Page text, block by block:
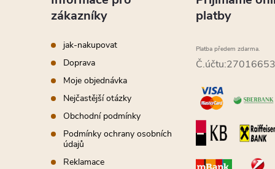
ý
p
i
s
u
zákazníky
jak-nakupovat
Doprava
Moje objednávka
Nejčastější otázky
Obchodní podmínky
Podmínky ochrany osobních
údajů
Reklamace
platby
Platba předem zdarma.